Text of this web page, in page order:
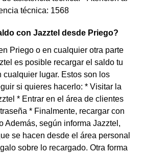
técnica: 1568
con Jazztel desde Priego?
Priego o en cualquier otra parte
es posible recargar el saldo tu
cualquier lugar. Estos son los
si quieres hacerlo: * Visitar la
* Entrar en el área de clientes
* Finalmente, recargar con
Además, según informa Jazztel,
se hacen desde el área personal
sobre lo recargado. Otra forma